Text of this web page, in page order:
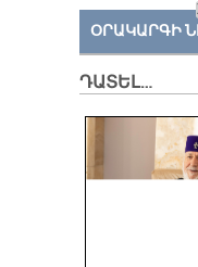
ՕՐԱԿԱՐԳԻ
ԴԱՏԵԼ…